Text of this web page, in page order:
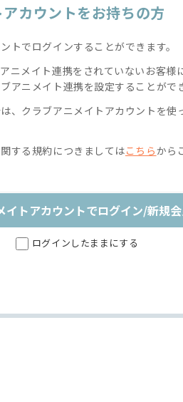
カウントをお持ちの方
トでログインすることができます。
ニメイト連携をされていないお客様
アニメイト連携を設定することがで
、クラブアニメイトアカウントを使
する規約につきましてはこちらから
イトアカウントでログイン/新規
ログインしたままにする